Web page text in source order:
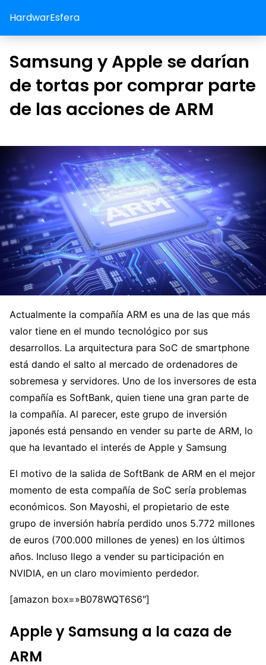
HardwarEsfera
Samsung y Apple se darían
de tortas por comprar parte
de las acciones de ARM
Actualmente la compañía ARM es una de las que más
valor tiene en el mundo tecnológico por sus
desarrollos. La arquitectura para SoC de smartphone
está dando el salto al mercado de ordenadores de
sobremesa y servidores. Uno de los inversores de esta
compañía es SoftBank, quien tiene una gran parte de
la compañía. Al parecer, este grupo de inversión
japonés está pensando en vender su parte de ARM, lo
que ha levantado el interés de Apple y Samsung
El motivo de la salida de SoftBank de ARM en el mejor
momento de esta compañía de SoC sería problemas
económicos. Son Mayoshi, el propietario de este
grupo de inversión habría perdido unos 5.772 millones
de euros (700.000 millones de yenes) en los últimos
años. Incluso llego a vender su participación en
NVIDIA, en un claro movimiento perdedor.
[amazon box=»B078WQT6S6″]
Apple y Samsung a la caza de
ARM